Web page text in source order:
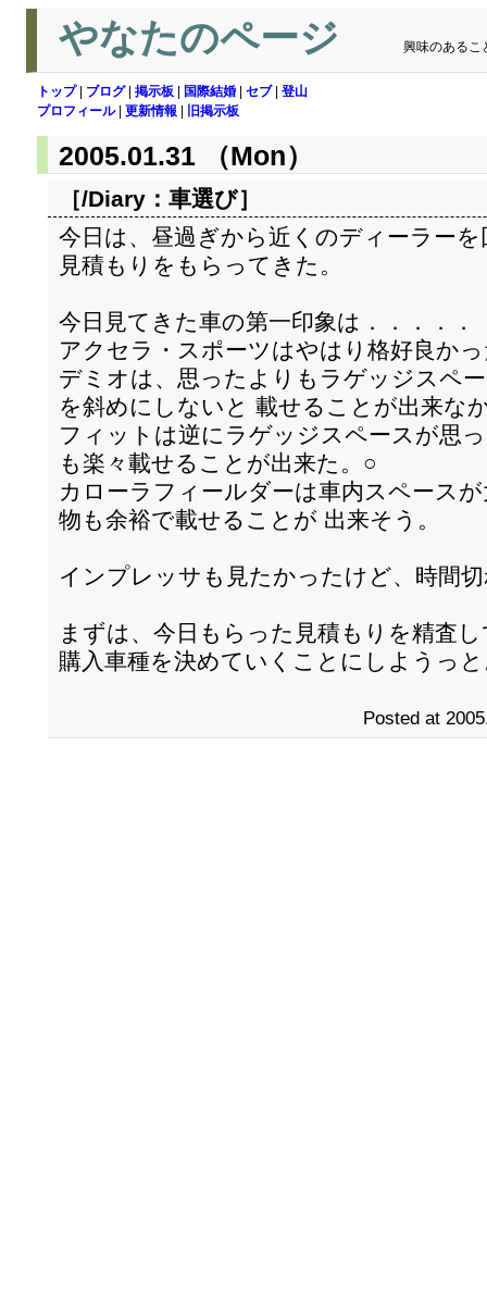
やなたのページ 興味のあるこ
トップ| ブログ| 掲示板 国際結婚 セブ| 登山
プロフィール| 更新情報 旧掲示板
2005.01.31 （Mon）
［/Diary： 車選び］
今日は、昼過ぎから近くのディーラー
見積もりをもらってきた。
今日見てきた車の第一印象は．．．．．
アクセラ・スポーツはやはり格好良か
デミオは、思ったよりもラゲッジスペ
を斜めにしないと 載せることが出来な
フィットは逆にラゲッジスペースが思
も楽々載せることが出来た。○
カローラフィールダーは車内スペース
物も余裕で載せることが 出来そう。
インプレッサも見たかったけど、時間
まずは、今日もらった見積もりを精査
購入車種を決めていくことにしようっ
Posted at